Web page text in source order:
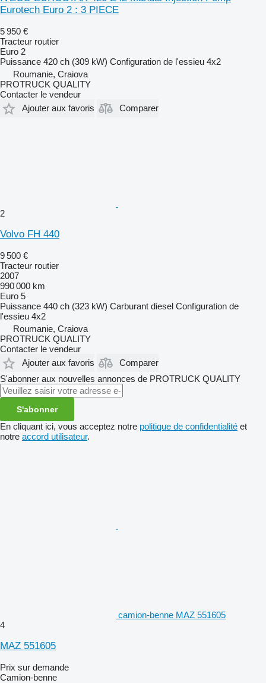
Eurotech Euro 2 : 3 PIECE
5 950 €
Tracteur routier
Euro 2
Puissance 420 ch (309 kW) Configuration de l'essieu 4x2
Roumanie, Craiova
PROTRUCK QUALITY
Contacter le vendeur
Ajouter aux favoris
Comparer
2
Volvo FH 440
9 500 €
Tracteur routier
2007
990 000 km
Euro 5
Puissance 440 ch (323 kW) Carburant diesel Configuration de
l'essieu 4x2
Roumanie, Craiova
PROTRUCK QUALITY
Contacter le vendeur
Ajouter aux favoris
Comparer
S'abonner aux nouvelles annonces de PROTRUCK QUALITY
S'abonner
En cliquant ici, vous acceptez notre politique de confidentialité et
notre accord utilisateur.
camion-benne MAZ 551605
4
MAZ 551605
Prix sur demande
Camion-benne